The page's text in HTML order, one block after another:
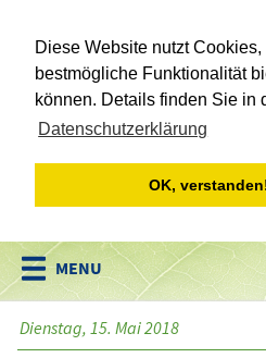
Diese Website nutzt
bestmögliche Funktionalität
können. Details finden Sie in
Datenschutzerklärung
OK,
Dienstag, 15. Mai 2018